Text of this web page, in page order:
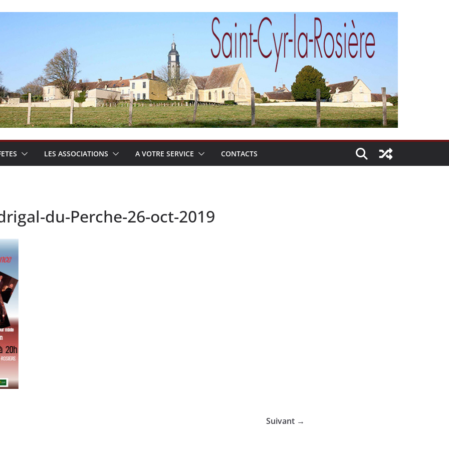
LES ASSOCIATIONS A VOTRE SERVICE CONTACTS
du-Perche-26-oct-2019
Suivant →